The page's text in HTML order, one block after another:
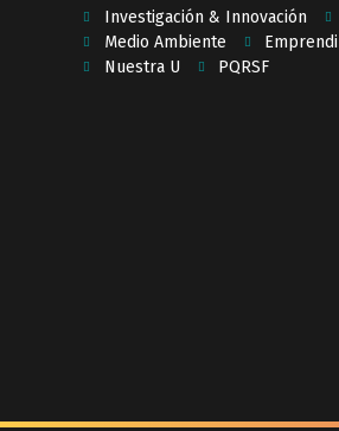
Investigación & Innovación
Medio Ambiente
Nuestra U
PQRSF